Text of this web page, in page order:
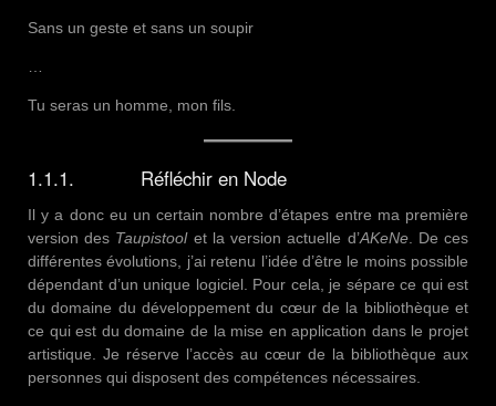
Sans un geste et sans un soupir
Tu seras un homme, mon fils.
1.1.1. Réfléchir en Node
Il y a donc eu un certain nombre d’étapes entre ma première
version des Taupistoolet la version actuelle d’AKeNe. De ces
différentes évolutions, j’ai retenu l’idée d’être le moins possible
dépendant d’un unique logiciel. Pour cela, je sépare ce qui est
du domaine du développement du cœur de la bibliothèque et
ce qui est du domaine de la mise en application dans le projet
artistique. Je réserve l’accès au cœur de la bibliothèque aux
personnes qui disposent des compétences nécessaires.